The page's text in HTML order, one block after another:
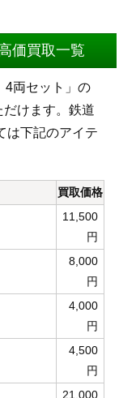
価買取一覧
4両セット」の
けます。鉄道
は下記のアイテ
買取価格
11,500
円
8,000
円
4,000
円
4,500
円
21,000